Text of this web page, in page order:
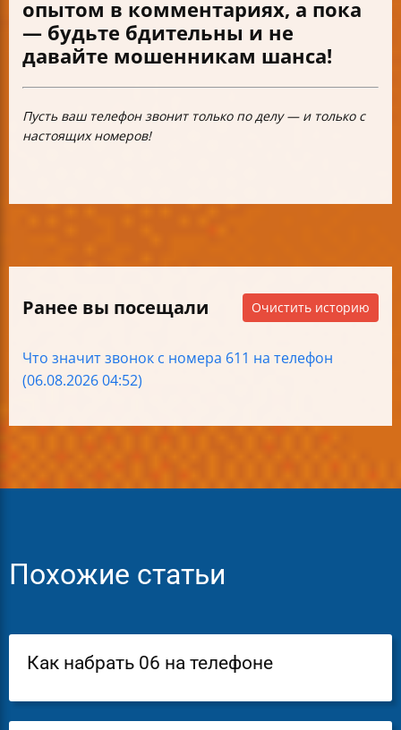
опытом в комментариях, а пока
— будьте бдительны и не
давайте мошенникам шанса!
Пусть ваш телефон звонит только по делу — и только с
настоящих номеров!
Ранее вы посещали Очистить историю
Что значит звонок с номера 611 на телефон
(06.08.2026 04:52)
Похожие статьи
Как набрать 06 на телефоне